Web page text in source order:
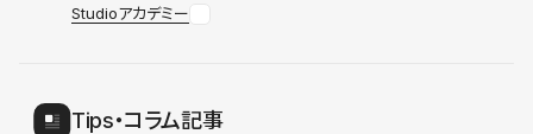
Studioアカデミー
Tips・コラム記事